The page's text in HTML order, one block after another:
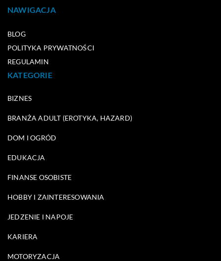
NAWIGACJA
BLOG
POLITYKA PRYWATNOŚCI
REGULAMIN
KATEGORIE
BIZNES
BRANŻA ADULT (EROTYKA, HAZARD)
DOM I OGRÓD
EDUKACJA
FINANSE OSOBISTE
HOBBY I ZAINTERESOWANIA
JEDZENIE I NAPOJE
KARIERA
MOTORYZACJA